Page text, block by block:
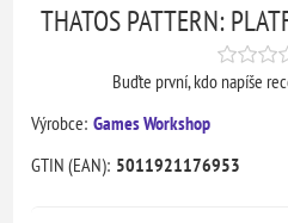
THATOS PATTERN:
Buďte první, kdo napíše
Výrobce: Games Workshop
GTIN (EAN): 5011921176953